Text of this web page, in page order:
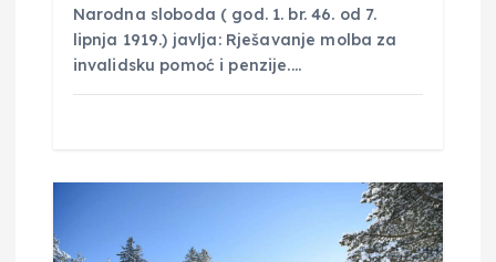
Narodna sloboda ( god. 1. br. 46. od 7.
lipnja 1919.) javlja: Rješavanje molba za
invalidsku pomoć i penzije.…